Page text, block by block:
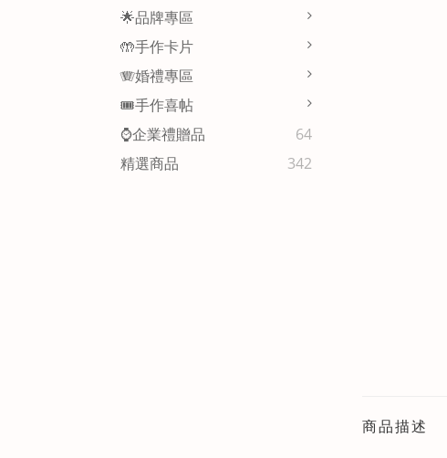
🌟品牌專區
🤲手作卡片
🪗婚禮專區
🎟️手作喜帖
⌚企業禮贈品
64
精選商品
342
商品描述